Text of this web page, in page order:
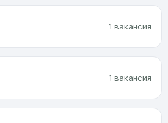
1 вакансия
1 вакансия